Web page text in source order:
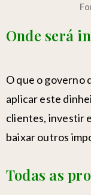
Onde será
O que o governo
aplicar este
clientes, investir
baixar outros
Todas as